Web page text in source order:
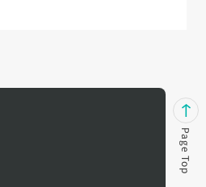
Page Top